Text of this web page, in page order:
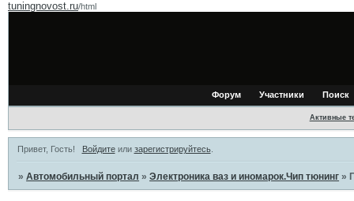
tuningnovost.ru/html
Форум Участники Поиск
Активные
Привет, Гость! Войдитеили зарегистрируйтесь.
»Автомобильный портал »Электроника ваз и иномарок.Чип тюнинг »